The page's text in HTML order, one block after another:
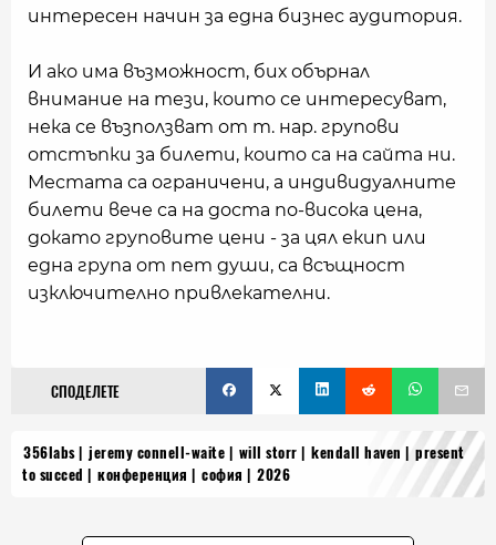
интересен начин за една бизнес аудитория.
И ако има възможност, бих обърнал
внимание на тези, които се интересуват,
нека се възползват от т. нар. групови
отстъпки за билети, които са на сайта ни.
Местата са ограничени, а индивидуалните
билети вече са на доста по-висока цена,
докато груповите цени - за цял екип или
една група от пет души, са всъщност
изключително привлекателни.
СПОДЕЛЕТЕ
356labs jeremy connell-waite will storr kendall haven
present
to succed
конференция софия 2026